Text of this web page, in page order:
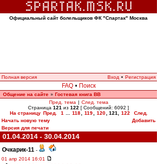
Официальный сайт болельщиков ФК "Спартак" Москва
Полная версия Вход • Регистрация
FAQ • Поиск
Общение на сайте » Гостевая книга ВВ
Пред. тема | След. тема
Страница 121 из 122 [ Сообщений: 6092 ]
На страницу Пред. 1 118 119 120 121 122
След.
Начать новую тему
Добавить
Версия для печати
01.04.2014 - 30.04.2014
Очкарик-11 -
01 апр 2014 16:01